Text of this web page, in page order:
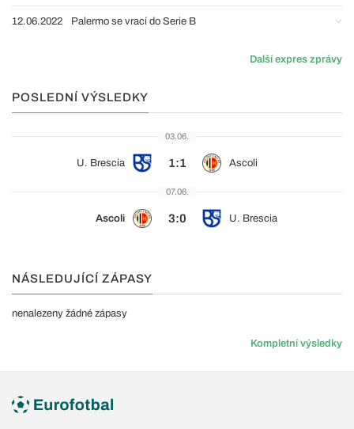
12.06.2022 Palermo se vrací do Serie B
Další expres zprávy
POSLEDNÍ VÝSLEDKY
03.06.
U. Brescia 1:1 Ascoli
07.06.
Ascoli 3:0 U. Brescia
NÁSLEDUJÍCÍ ZÁPASY
nenalezeny žádné zápasy
Kompletní výsledky